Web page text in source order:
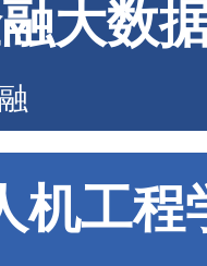
大数
机工程